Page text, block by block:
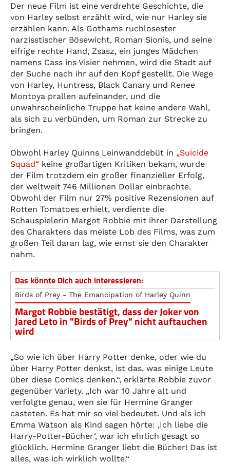
Der neue Film ist eine verdrehte Geschichte, die
von Harley selbst erzählt wird, wie nur Harley sie
erzählen kann. Als Gothams ruchlosester
narzisstischer Bösewicht, Roman Sionis, und seine
eifrige rechte Hand, Zsasz, ein junges Mädchen
namens Cass ins Visier nehmen, wird die Stadt auf
der Suche nach ihr auf den Kopf gestellt. Die Wege
von Harley, Huntress, Black Canary und Renee
Montoya prallen aufeinander, und die
unwahrscheinliche Truppe hat keine andere Wahl,
als sich zu verbünden, um Roman zur Strecke zu
bringen.
Obwohl Harley Quinns Leinwanddebüt in „Suicide
Squad“ keine großartigen Kritiken bekam, wurde
der Film trotzdem ein großer finanzieller Erfolg,
der weltweit 746 Millionen Dollar einbrachte.
Obwohl der Film nur 27% positive Rezensionen auf
Rotten Tomatoes erhielt, verdiente die
Schauspielerin Margot Robbie mit ihrer Darstellung
des Charakters das meiste Lob des Films, was zum
großen Teil daran lag, wie ernst sie den Charakter
nahm.
Das könnte Dich auch interessieren:
Birds of Prey - The Emancipation of Harley Quinn
Margot Robbie bestätigt, dass der Joker von
Jared Leto in "Birds of Prey" nicht auftauchen
wird
„So wie ich über Harry Potter denke, oder wie du
über Harry Potter denkst, ist das, was einige Leute
über diese Comics denken.“, erklärte Robbie zuvor
gegenüber Variety. „Ich war 10 Jahre alt und
verfolgte genau, wen sie für Hermine Granger
casteten. Es hat mir so viel bedeutet. Und als ich
Emma Watson als Kind sagen hörte: ‚Ich liebe die
Harry-Potter-Bücher‘, war ich ehrlich gesagt so
glücklich. Hermine Granger liebt die Bücher! Das ist
alles, was ich wirklich wollte.“